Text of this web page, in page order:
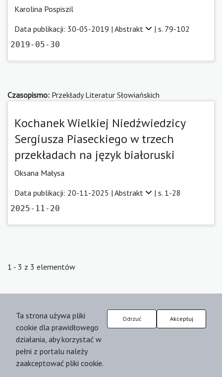
Karolina Pospiszil
Data publikacji: 30-05-2019 | Abstrakt | s. 79-102
2019-05-30
Czasopismo: Przekłady Literatur Słowiańskich
Kochanek Wielkiej Niedźwiedzicy
Sergiusza Piaseckiego w trzech
przekładach na język białoruski
Oksana Małysa
Data publikacji: 20-11-2025 | Abstrakt | s. 1-28
2025-11-20
1 - 3 z 3 elementów
Ta strona używa pliki
cookie dla prawidłowego
działania, aby korzystać w
pełni z portalu należy
zaakceptować pliki cookie.
Odrzuć Akceptuj